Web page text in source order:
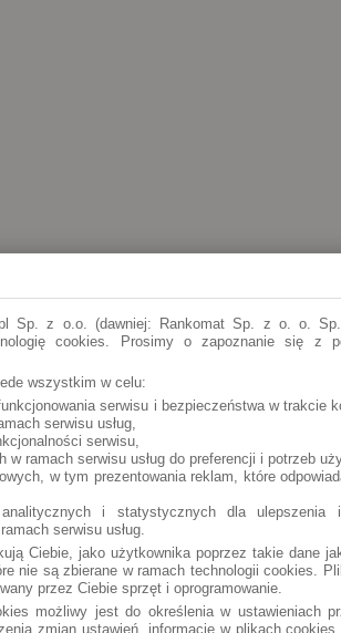
Krakowska 33
Sp. z o.o. (dawniej: Rankomat Sp. z o. o.
cookies. Prosimy o zapoznanie się z
wszystkim w celu:
serwisu i bezpieczeństwa w trakcie
serwisu usług,
serwisu,
w ramach serwisu usług do preferencji i potrzeb
w tym prezentowania reklam, które
i statystycznych dla ulepszenia
serwisu usług.
Ciebie, jako użytkownika poprzez takie dane
nie są zbierane w ramach technologii cookies.
przez Ciebie sprzęt i oprogramowanie.
możliwy jest do określenia w ustawieniach
zmian ustawień, informacje w plikach cookies